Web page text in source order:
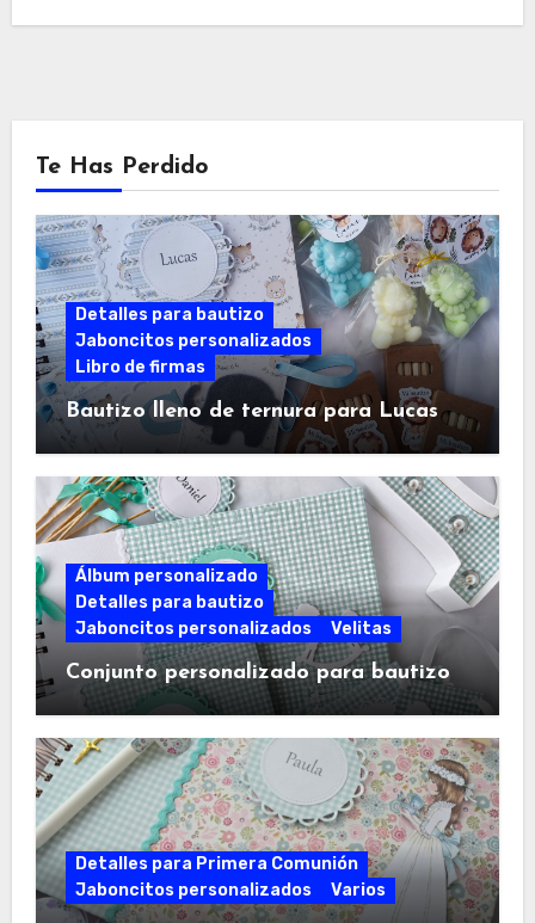
Te Has Perdido
Detalles para bautizo
Jaboncitos personalizados
Libro de firmas
Bautizo lleno de ternura para Lucas
Álbum personalizado
Detalles para bautizo
Jaboncitos personalizados
Velitas
Conjunto personalizado para bautizo
Detalles para Primera Comunión
Jaboncitos personalizados
Varios